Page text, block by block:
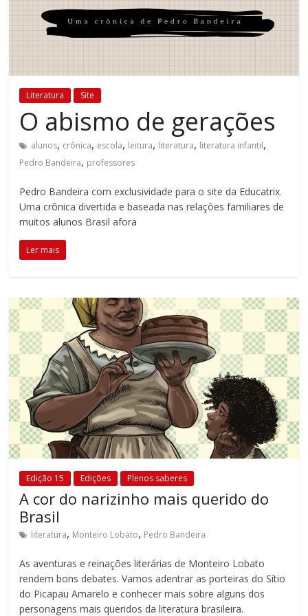
Estamos
metodologias
tecnologias
estão
cada
mais
presentes
É
fundamental
explorar
outras
possibilidades
em
sala
de
aula,
reforçando
o
papel
transformador
da
escola
expandir
as
perspectivas
Literatura Site
O abismo de gerações
alunos, crônica, escola, leitura, literatura, literatura infantil,
Pedro Bandeira, professores
Pedro Bandeira com exclusividade para o site da Educatrix.
Uma crônica divertida e baseada nas relações familiares de
muitos alunos Brasil afora
Ler mais
Edição 15 Edições Plenos saberes
A cor do narizinho mais querido do
Brasil
literatura, Monteiro Lobato, Pedro Bandeira
As aventuras e reinações literárias de Monteiro Lobato
rendem bons debates. Vamos adentrar as porteiras do Sítio
do Picapau Amarelo e conhecer mais sobre alguns dos
personagens mais queridos da literatura brasileira.